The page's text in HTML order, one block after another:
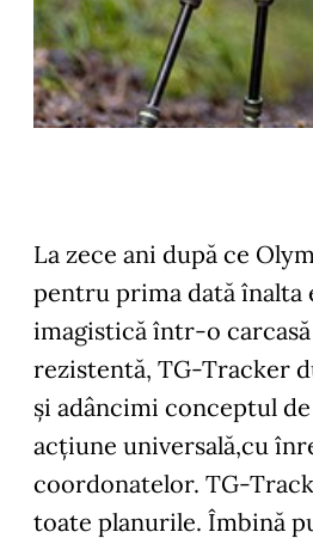
La zece ani după ce
pentru prima dată înalta
imagistică într-o
rezistentă, TG-Tracker
şi adâncimi conceptul
acţiune universală,cu
coordonatelor. TG-
toate planurile. Îmbină